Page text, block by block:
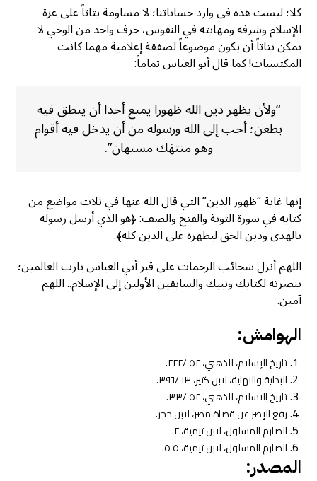
كلا؛ ليست هذه في وارد حساباتنا؛ لا مساومة بتاتاً على عزة
الإسلام وشرفه ومهابته في النفوس، حرف واحد من الوحي لا
يمكن بتاتاً أن يكون موضوعاً لصفقة إعلامية مهما كانت
المكتسبات! كما قال أبو العباس تماماً:
“ولأن يظهر دين الله ظهورا يمنع أحدا أن ينطق فيه
بطعن؛ أحب إلى الله ورسوله من أن يدخل فيه أقوام
وهو منتهَك مستهان”.
إنها غاية “ظهور الدين” التي قال الله عنها في ثلاث مواضع من
كتابه في سورة التوبة والفتح والصف: ﴿هو الذي أرسل رسوله
بالهدى ودين الحق ليظهره على الدين كله﴾.
اللهم أنزل سحائب الرحمات على قبر أبي العباس يارب العالمين؛
بنصرته لكتابك ونبيك والسابقين الأولين إلى الإسلام.. اللهم
آمين.
الهوامش:
تاريخ الإسلام، للذهبي، ٥٢ /٢٢٢.
البداية والنهاية، لابن كثير، ١٣ /٣٩٦.
تاريخ الاسلام، للذهبي، ٥٢ /٣٣.
رفع الإصر عن قضاة مصر، لابن حجر.
الصارم المسلول، لابن تيمية، ٢.
الصارم المسلول، لابن تيمية، ٥٠٥.
المصدر: